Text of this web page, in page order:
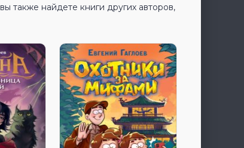
также найдете книги других авторов,